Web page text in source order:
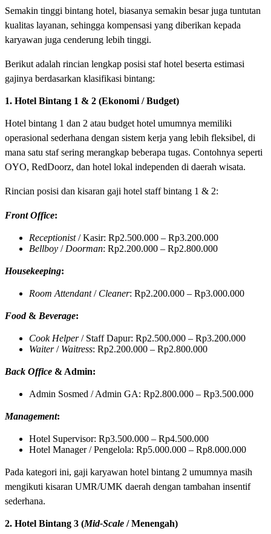
Semakin tinggi bintang hotel, biasanya semakin besar juga tuntutan
kualitas layanan, sehingga kompensasi yang diberikan kepada
karyawan juga cenderung lebih tinggi.
Berikut adalah rincian lengkap posisi staf hotel beserta estimasi
gajinya berdasarkan klasifikasi bintang:
1. Hotel Bintang 1 & 2 (Ekonomi / Budget)
Hotel bintang 1 dan 2 atau budget hotel umumnya memiliki
operasional sederhana dengan sistem kerja yang lebih fleksibel, di
mana satu staf sering merangkap beberapa tugas. Contohnya seperti
OYO, RedDoorz, dan hotel lokal independen di daerah wisata.
Rincian posisi dan kisaran gaji hotel staff bintang 1 & 2:
Front Office:
Receptionist/ Kasir: Rp2.500.000 – Rp3.200.000
Bellboy / Doorman: Rp2.200.000 – Rp2.800.000
Housekeeping:
Room Attendant/ Cleaner: Rp2.200.000 – Rp3.000.000
Food & Beverage:
Cook Helper/ Staff Dapur: Rp2.500.000 – Rp3.200.000
Waiter/ Waitress: Rp2.200.000 – Rp2.800.000
Back Office & Admin:
Admin Sosmed / Admin GA: Rp2.800.000 – Rp3.500.000
Management:
Hotel Supervisor: Rp3.500.000 – Rp4.500.000
Hotel Manager / Pengelola: Rp5.000.000 – Rp8.000.000
Pada kategori ini, gaji karyawan hotel bintang 2 umumnya masih
mengikuti kisaran UMR/UMK daerah dengan tambahan insentif
sederhana.
2. Hotel Bintang 3 (Mid-Scale / Menengah)